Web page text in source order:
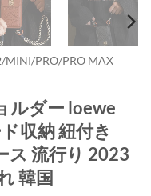
MINI/PRO/PRO MAX
ルダー loewe
収納 紐付き
流行り 2023
韓国